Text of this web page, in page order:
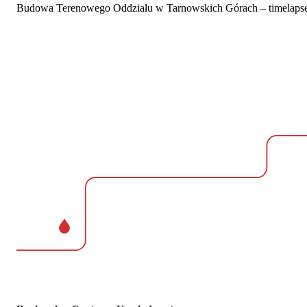
Budowa Terenowego Oddziału w Tarnowskich Górach –